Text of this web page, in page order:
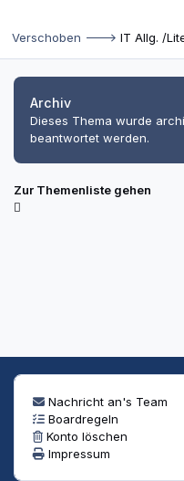
Verschoben ---> IT Allg. /
Archiv
Dieses Thema wurde
beantwortet werden.
Zur Themenliste gehen
Nachricht an's Team
Boardregeln
Konto löschen
Impressum